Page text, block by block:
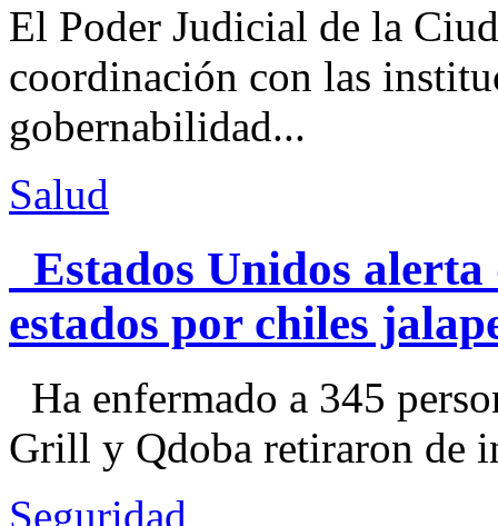
El Poder Judicial de la
coordinación con las
gobernabilidad...
Salud
Estados Unidos alerta
estados por chiles
Ha enfermado a 345
Grill y Qdoba retiraron de
Seguridad